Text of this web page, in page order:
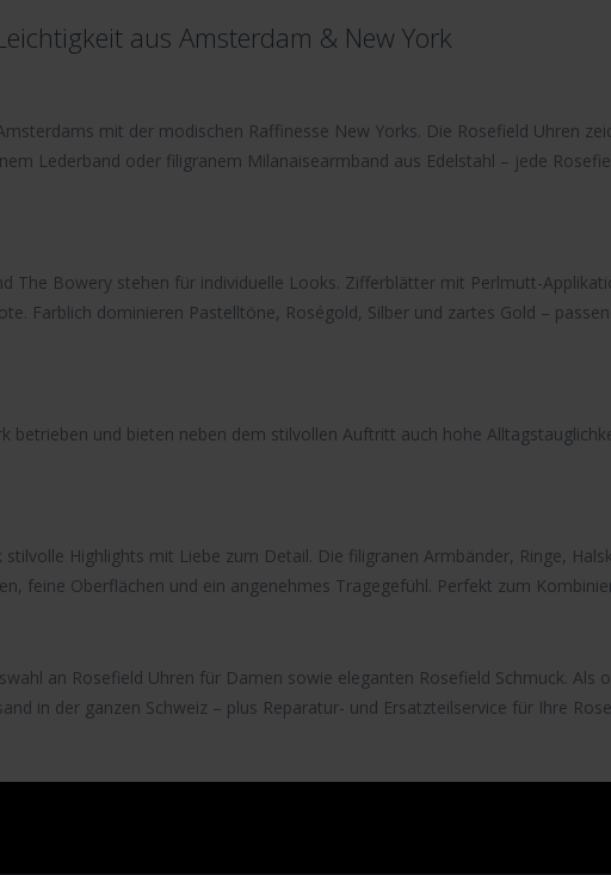
aus Amsterdam & New York
mit der modischen Raffinesse New Yorks. Die Rosefield Uhren
Lederband oder filigranem Milanaisearmband aus Edelstahl – jede
The Bowery stehen für individuelle Looks. Zifferblätter mit Perlmutt-
Farblich dominieren Pastelltöne, Roségold, Silber und zartes Gold –
betrieben und bieten neben dem stilvollen Auftritt auch hohe
stilvolle Highlights mit Liebe zum Detail. Die filigranen Armbänder, Ringe,
feine Oberflächen und ein angenehmes Tragegefühl. Perfekt zum
an Rosefield Uhren für Damen sowie eleganten Rosefield Schmuck. Als
in der ganzen Schweiz – plus Reparatur- und Ersatzteilservice für Ihre